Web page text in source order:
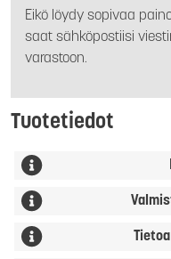
Eikö löydy sopivaa
saat sähköpostiisi
varastoon.
Tuotetiedot